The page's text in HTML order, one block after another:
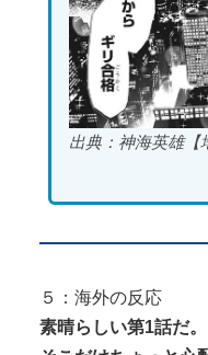
出典：神海英雄【
５：海外の反応
素晴らしい第1話だ